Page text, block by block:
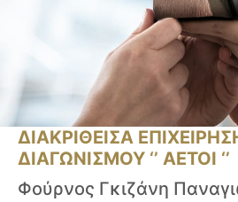
ΔΙΑΚΡΙΘΕΙΣΑ
ΔΙΑΓΩΝΙΣΜΟΥ ‘’ ΑΕΤΟΙ ‘’
Φούρνος Γκιζάνη